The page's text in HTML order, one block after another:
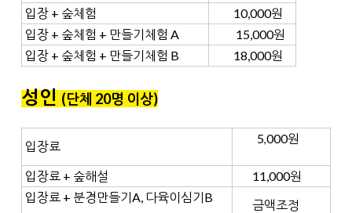
입장 + 숲체험
10,000원
입장 + 숲체험 + 만들기체험 A
15,000원
입장 + 숲체험 + 만들기체험 B
18,000원
성인(단체 20명 이상)
입장료
5,000원
입장료 + 숲해설
11,000원
입장료 + 분경만들기A, 다육이심기B
금액조정